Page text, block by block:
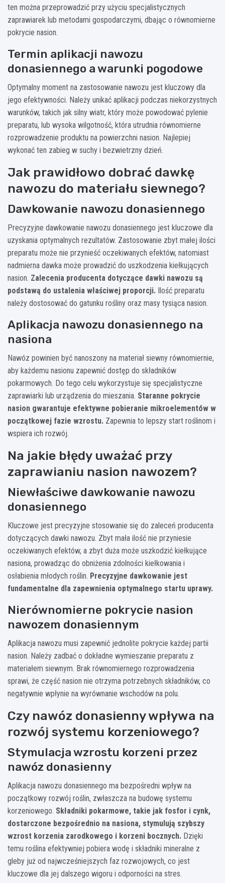
ten można przeprowadzić przy użyciu specjalistycznych
zaprawiarek lub metodami gospodarczymi, dbając o równomierne
pokrycie nasion.
Termin aplikacji nawozu
donasiennego a warunki pogodowe
Optymalny moment na zastosowanie nawozu jest kluczowy dla
jego efektywności. Należy unikać aplikacji podczas niekorzystnych
warunków, takich jak silny wiatr, który może powodować pylenie
preparatu, lub wysoka wilgotność, która utrudnia równomierne
rozprowadzenie produktu na powierzchni nasion. Najlepiej
wykonać ten zabieg w suchy i bezwietrzny dzień.
Jak prawidłowo dobrać dawkę
nawozu do materiału siewnego?
Dawkowanie nawozu donasiennego
Precyzyjne dawkowanie nawozu donasiennego jest kluczowe dla
uzyskania optymalnych rezultatów. Zastosowanie zbyt małej ilości
preparatu może nie przynieść oczekiwanych efektów, natomiast
nadmierna dawka może prowadzić do uszkodzenia kiełkujących
nasion. Zalecenia producenta dotyczące dawki nawozu są
podstawą do ustalenia właściwej proporcji. Ilość preparatu
należy dostosować do gatunku rośliny oraz masy tysiąca nasion.
Aplikacja nawozu donasiennego na
nasiona
Nawóz powinien być nanoszony na materiał siewny równomiernie,
aby każdemu nasionu zapewnić dostęp do składników
pokarmowych. Do tego celu wykorzystuje się specjalistyczne
zaprawiarki lub urządzenia do mieszania. Staranne pokrycie
nasion gwarantuje efektywne pobieranie mikroelementów w
początkowej fazie wzrostu. Zapewnia to lepszy start roślinom i
wspiera ich rozwój.
Na jakie błędy uważać przy
zaprawianiu nasion nawozem?
Niewłaściwe dawkowanie nawozu
donasiennego
Kluczowe jest precyzyjne stosowanie się do zaleceń producenta
dotyczących dawki nawozu. Zbyt mała ilość nie przyniesie
oczekiwanych efektów, a zbyt duża może uszkodzić kiełkujące
nasiona, prowadząc do obniżenia zdolności kiełkowania i
osłabienia młodych roślin. Precyzyjne dawkowanie jest
fundamentalne dla zapewnienia optymalnego startu uprawy.
Nierównomierne pokrycie nasion
nawozem donasiennym
Aplikacja nawozu musi zapewnić jednolite pokrycie każdej partii
nasion. Należy zadbać o dokładne wymieszanie preparatu z
materiałem siewnym. Brak równomiernego rozprowadzenia
sprawi, że część nasion nie otrzyma potrzebnych składników, co
negatywnie wpłynie na wyrównanie wschodów na polu.
Czy nawóz donasienny wpływa na
rozwój systemu korzeniowego?
Stymulacja wzrostu korzeni przez
nawóz donasienny
Aplikacja nawozu donasiennego ma bezpośredni wpływ na
początkowy rozwój roślin, zwłaszcza na budowę systemu
korzeniowego. Składniki pokarmowe, takie jak fosfor i cynk,
dostarczone bezpośrednio na nasiona, stymulują szybszy
wzrost korzenia zarodkowego i korzeni bocznych. Dzięki
temu roślina efektywniej pobiera wodę i składniki mineralne z
gleby już od najwcześniejszych faz rozwojowych, co jest
kluczowe dla jej dalszego wigoru i odporności na stres.